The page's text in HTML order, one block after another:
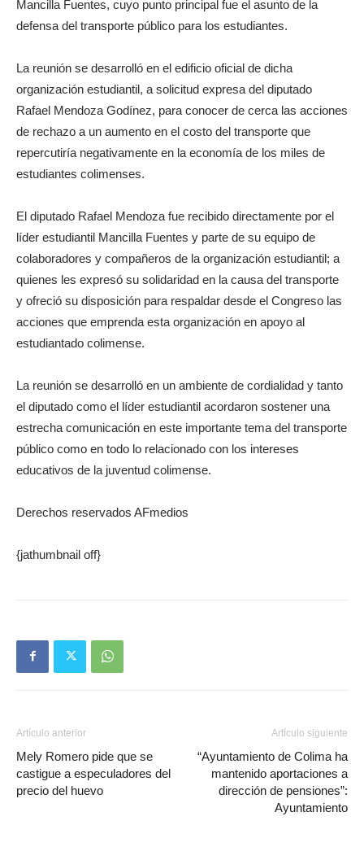
Mancilla Fuentes, cuyo punto principal fue el asunto de la
defensa del transporte público para los estudiantes.
La reunión se desarrolló en el edificio oficial de dicha
organización estudiantil, a solicitud expresa del diputado
Rafael Mendoza Godínez, para conocer de cerca las acciones
de rechazo a un aumento en el costo del transporte que
repercutiría negativamente en la economía de los miles de
estudiantes colimenses.
El diputado Rafael Mendoza fue recibido directamente por el
líder estudiantil Mancilla Fuentes y parte de su equipo de
colaboradores y compañeros de la organización estudiantil; a
quienes les expresó su solidaridad en la causa del transporte
y ofreció su disposición para respaldar desde el Congreso las
acciones que emprenda esta organización en apoyo al
estudiantado colimense.
La reunión se desarrolló en un ambiente de cordialidad y tanto
el diputado como el líder estudiantil acordaron sostener una
estrecha comunicación en este importante tema del transporte
público como en todo lo relacionado con los intereses
educativos de la juventud colimense.
Derechos reservados AFmedios
{jathumbnail off}
Artículo anterior
Mely Romero pide que se
castigue a especuladores del
precio del huevo
Artículo siguiente
“Ayuntamiento de Colima ha
mantenido aportaciones a
dirección de pensiones”:
Ayuntamiento